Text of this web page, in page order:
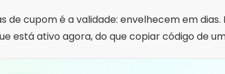
de cupom é a validade: envelhecem em dias.
está ativo agora, do que copiar código de